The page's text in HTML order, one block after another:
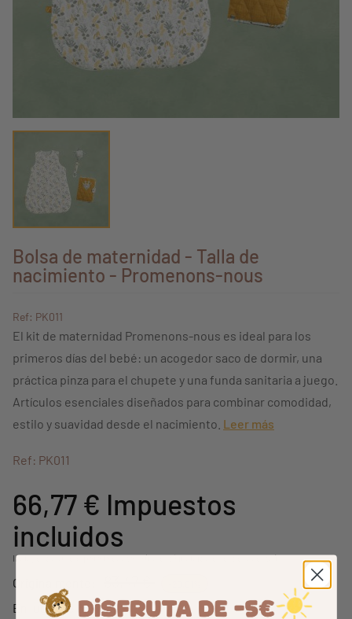
Bolsa de maternidad - Talla de
nacimiento - Promenons-nous
Ref: PK011
El kit de maternidad Promenons-nous es ideal para los
primeros días del bebé: un acogedor saco de dormir, una
práctica pinza para el chupete y una funda sanitaria a juego.
Artículos esenciales diseñados para combinar comodidad,
estilo y suavidad desde el nacimiento. Leer más
Ref: PK011
66,77 € Impuestos
incluidos
Incluyendo 0,16 € para la ecotasa (no está incluido en el descuento)
Originalmente:
En lugar de 68,44 €